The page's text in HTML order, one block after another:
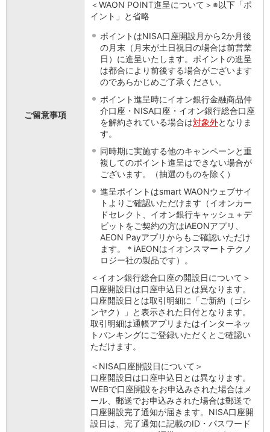
ご留意事項
＜WAON POINT進呈について＞※以下「ポ
イント」と省略
ポイントはNISA口座開設月から2か月後
の月末（月末が土日祝日の場合は前営業
日）に進呈いたします。ポイントの進呈
は都合により前後する場合がございます
のであらかじめご了承ください。
ポイント進呈時にイオン銀行金融商品仲
介口座・NISA口座・イオン銀行総合口座
を解約されている場合は対象外となりま
す。
同時期に実施する他のキャンペーンと重
複してのポイント進呈はできない場合が
ございます。（抽選のものを除く）
進呈ポイントはsmart WAONウェブサイ
トよりご確認いただけます（イオンカー
ドセレクト、イオン銀行キャッシュ＋デ
ビットをご契約の方はiAEONアプリ、
AEON Payアプリからもご確認いただけ
ます。＊iAEONはイオンスマートテクノ
ロジー社の製品です）。
＜イオン銀行総合口座の開設日について＞
口座開設日は口座申込日とは異なります。
口座開設日とは取引明細に「ご新約（ゴシ
ンヤク）」と表示された日付となります。
取引明細は通帳アプリまたはインターネッ
トバンキングにご登録いただくとご確認い
ただけます。
＜NISA口座開設日について＞
口座開設日は口座申込日とは異なります。
WEBで口座開設をお申込みされた場合はメ
ール、郵送でお申込みされた場合は郵送で
口座開設完了通知が届きます。NISA口座開
設日は、完了通知に記載のID・パスワード